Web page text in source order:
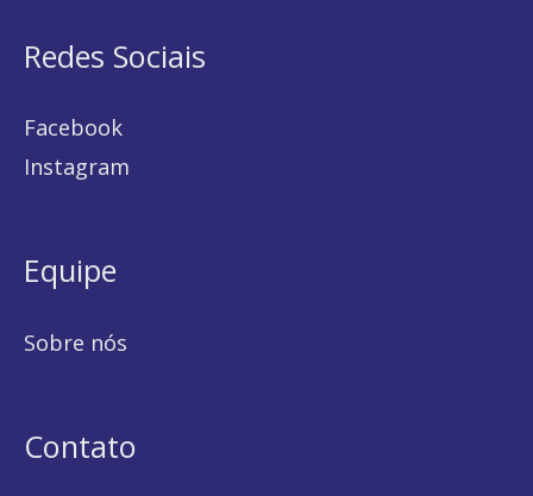
Redes Sociais
Facebook
Instagram
Equipe
Sobre nós
Contato